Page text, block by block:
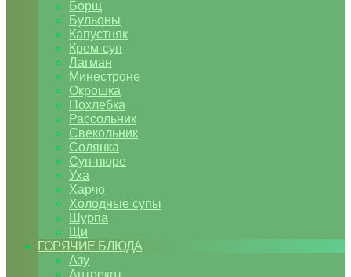
Борщ
Бульоны
Капустняк
Крем-суп
Лагман
Минестроне
Окрошка
Похлебка
Рассольник
Свекольник
Солянка
Суп-пюре
Уха
Харчо
Холодные супы
Шурпа
Щи
ГОРЯЧИЕ БЛЮДА
Азу
Антрекот